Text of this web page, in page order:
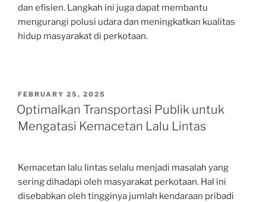
dan efisien. Langkah ini juga dapat membantu
mengurangi polusi udara dan meningkatkan kualitas
hidup masyarakat di perkotaan.
POSTED
ON
FEBRUARY 25, 2025
Optimalkan Transportasi Publik untuk
Mengatasi Kemacetan Lalu Lintas
Kemacetan lalu lintas selalu menjadi masalah yang
sering dihadapi oleh masyarakat perkotaan. Hal ini
disebabkan oleh tingginya jumlah kendaraan pribadi